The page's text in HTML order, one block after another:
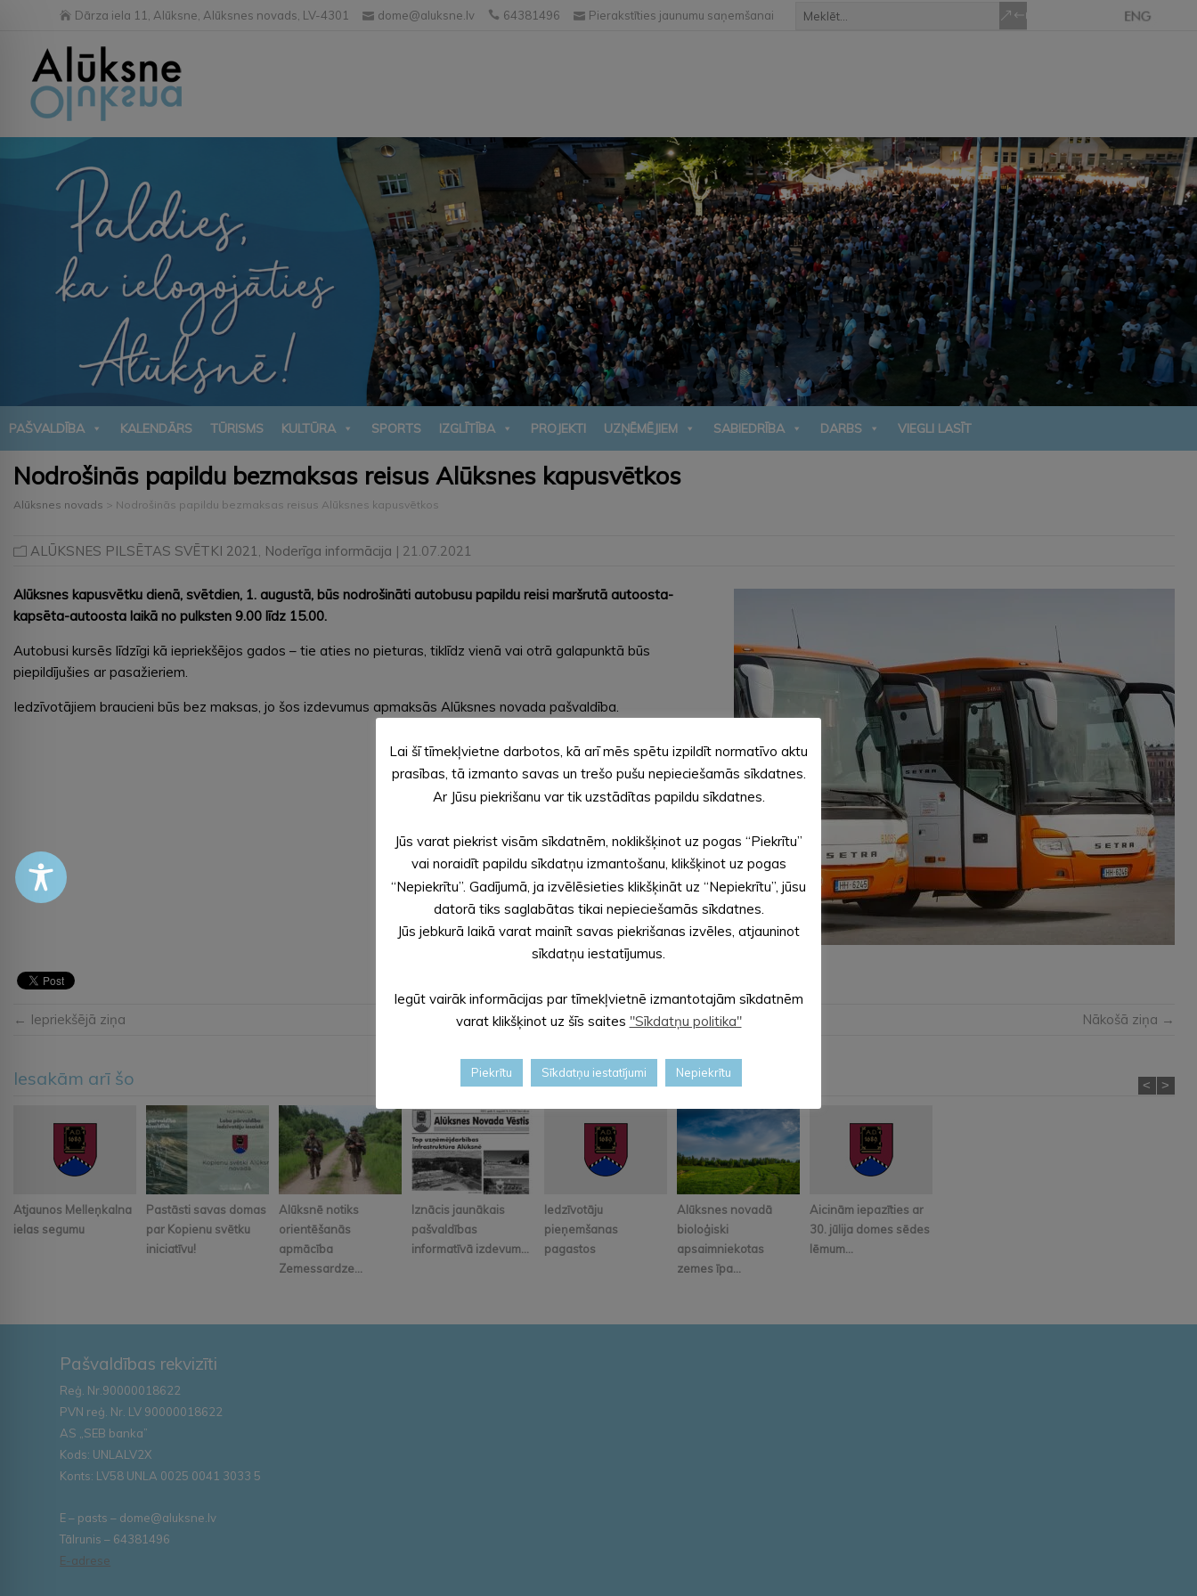
Dārza iela 11, Alūksne, Alūksnes novads, LV-4301 dome@aluksne.lv 64381496 Pierakstīties jaunumu saņemšanai
PAŠVALDĪBA KALENDĀRS TŪRISMS KULTŪRA SPORTS IZGLĪTĪBA PROJEKTI UZŅĒMĒJIEM SABIEDRĪBA DARBS VIEGLI LASĪT
Nodrošinās papildu bezmaksas reisus Alūksnes kapusvētkos
Alūksnes novads > Nodrošinās papildu bezmaksas reisus Alūksnes kapusvētkos
ALŪKSNES PILSĒTAS SVĒTKI 2021, Noderīga informācija | 21.07.2021
Alūksnes kapusvētku dienā, svētdien, 1. augustā, būs nodrošināti autobusu papildu reisi maršrutā autoosta-
kapsēta-autoosta laikā no pulksten 9.00 līdz 15.00.
Autobusi kursēs līdzīgi kā iepriekšējos gados – tie aties no pieturas, tiklīdz vienā vai otrā galapunktā būs
piepildījušies ar pasažieriem.
Iedzīvotājiem braucieni būs bez maksas, jo šos izdevumus apmaksās Alūksnes novada pašvaldība.
← Iepriekšējā ziņa Nākošā ziņa →
Iesakām arī šo
Atjaunos Melleņkalna
ielas segumu
Pastāsti savas domas
par Kopienu svētku
iniciatīvu!
Alūksnē notiks
orientēšanās
apmācība
Zemessardze...
Iznācis jaunākais
pašvaldības
informatīvā izdevum...
Iedzīvotāju
pieņemšanas
pagastos
Alūksnes novadā
bioloģiski
apsaimniekotas
zemes īpa...
Aicinām iepazīties ar
30. jūlija domes sēdes
lēmum...
< >
Pašvaldības rekvizīti
Reģ. Nr.90000018622
PVN reģ. Nr. LV 90000018622
AS „SEB banka”
Kods: UNLALV2X
Konts: LV58 UNLA 0025 0041 3033 5
E – pasts – dome@aluksne.lv
Tālrunis – 64381496
E-adrese
Lai šī tīmekļvietne darbotos, kā arī mēs spētu izpildīt normatīvo aktu
prasības, tā izmanto savas un trešo pušu nepieciešamās sīkdatnes.
Ar Jūsu piekrišanu var tik uzstādītas papildu sīkdatnes.
Jūs varat piekrist visām sīkdatnēm, noklikšķinot uz pogas “Piekrītu”
vai noraidīt papildu sīkdatņu izmantošanu, klikšķinot uz pogas
“Nepiekrītu”. Gadījumā, ja izvēlēsieties klikšķināt uz “Nepiekrītu”, jūsu
datorā tiks saglabātas tikai nepieciešamās sīkdatnes.
Jūs jebkurā laikā varat mainīt savas piekrišanas izvēles, atjauninot
sīkdatņu iestatījumus.
Iegūt vairāk informācijas par tīmekļvietnē izmantotajām sīkdatnēm
varat klikšķinot uz šīs saites "Sīkdatņu politika"
Piekrītu Sīkdatņu iestatījumi Nepiekrītu